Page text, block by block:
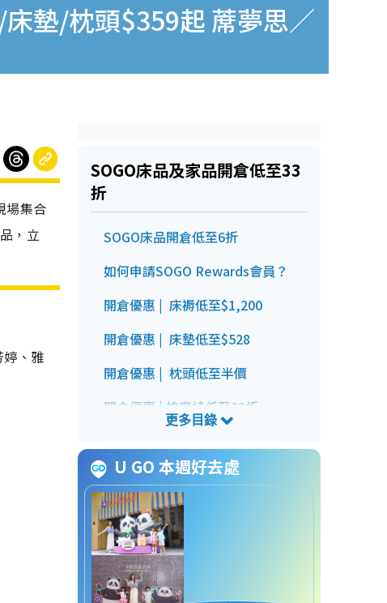
墊/枕頭$359起 蓆夢思／
場集合
，立
婷、雅
SOGO床品及家品開倉低至33
折
SOGO床品開倉低至6折
如何申請SOGO Rewards會員？
開倉優惠 | 床褥低至$1,200
開倉優惠 | 床墊低至$528
開倉優惠 | 枕頭低至半價
開倉優惠 | 按摩椅低至33折
U GO 本週好去處